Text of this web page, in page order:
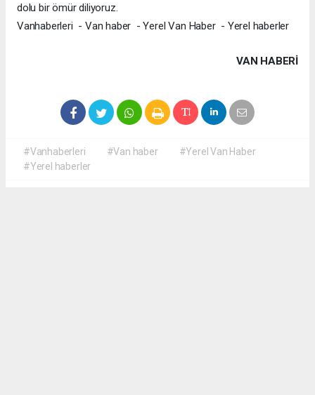
dolu bir ömür diliyoruz.
Vanhaberleri - Van haber - Yerel Van Haber - Yerel haberler
VAN HABERİ
#Vanhaberleri #Van haber
#Yerel Van Haber
#Yerel haberler